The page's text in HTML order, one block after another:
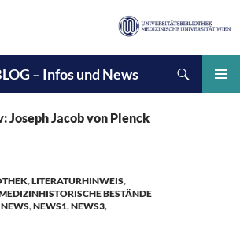
– Infos und News
Joseph Jacob von Plenck
,LITERATURHINWEIS,
BESTÄNDE
NEWS,NEWS1,NEWS3,